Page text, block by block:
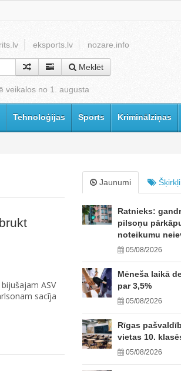
rits.lv eksports.lv nozare.info
Meklēt
veikalos no 1. augusta
Tehnoloģijas Sports Kriminālziņas
ASV
sacīja
Jaunumi Šķirkļi
Ratnieks:
pilsoņu
noteikumu
05/08/2026
Mēneša laikā
par 3,5%
05/08/2026
Rīgas
vietas 10.
05/08/2026